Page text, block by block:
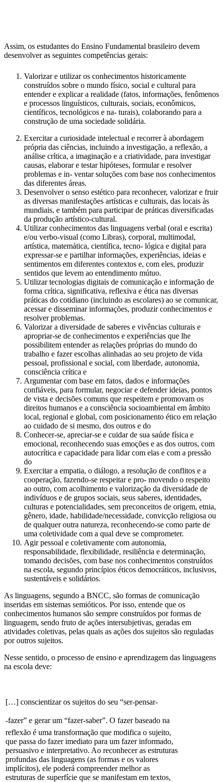
Assim, os estudantes do Ensino Fundamental brasileiro devem
desenvolver as seguintes competências gerais:
Valorizar e utilizar os conhecimentos historicamente
construídos sobre o mundo físico, social e cultural para
entender e explicar a realidade (fatos, informações, fenômenos
e processos linguísticos, culturais, sociais, econômicos,
científicos, tecnológicos e na- turais), colaborando para a
construção de uma sociedade solidária.
Exercitar a curiosidade intelectual e recorrer à abordagem
própria das ciências, incluindo a investigação, a reflexão, a
análise crítica, a imaginação e a criatividade, para investigar
causas, elaborar e testar hipóteses, formular e resolver
problemas e in- ventar soluções com base nos conhecimentos
das diferentes áreas.
Desenvolver o senso estético para reconhecer, valorizar e fruir
as diversas manifestações artísticas e culturais, das locais às
mundiais, e também para participar de práticas diversificadas
da produção artístico-cultural.
Utilizar conhecimentos das linguagens verbal (oral e escrita)
e/ou verbo-visual (como Libras), corporal, multimodal,
artística, matemática, científica, tecno- lógica e digital para
expressar-se e partilhar informações, experiências, ideias e
sentimentos em diferentes contextos e, com eles, produzir
sentidos que levem ao entendimento mútuo.
Utilizar tecnologias digitais de comunicação e informação de
forma crítica, significativa, reflexiva e ética nas diversas
práticas do cotidiano (incluindo as escolares) ao se comunicar,
acessar e disseminar informações, produzir conhecimentos e
resolver problemas.
Valorizar a diversidade de saberes e vivências culturais e
apropriar-se de conhecimentos e experiências que lhe
possibilitem entender as relações próprias do mundo do
trabalho e fazer escolhas alinhadas ao seu projeto de vida
pessoal, profissional e social, com liberdade, autonomia,
consciência crítica e
Argumentar com base em fatos, dados e informações
confiáveis, para formular, negociar e defender ideias, pontos
de vista e decisões comuns que respeitem e promovam os
direitos humanos e a consciência socioambiental em âmbito
local, regional e global, com posicionamento ético em relação
ao cuidado de si mesmo, dos outros e do
Conhecer-se, apreciar-se e cuidar de sua saúde física e
emocional, reconhecendo suas emoções e as dos outros, com
autocrítica e capacidade para lidar com elas e com a pressão
do
Exercitar a empatia, o diálogo, a resolução de conflitos e a
cooperação, fazendo-se respeitar e pro- movendo o respeito
ao outro, com acolhimento e valorização da diversidade de
indivíduos e de grupos sociais, seus saberes, identidades,
culturas e potencialidades, sem preconceitos de origem, etnia,
gênero, idade, habilidade/necessidade, convicção religiosa ou
de qualquer outra natureza, reconhecendo-se como parte de
uma coletividade com a qual deve se comprometer.
Agir pessoal e coletivamente com autonomia,
responsabilidade, flexibilidade, resiliência e determinação,
tomando decisões, com base nos conhecimentos construídos
na escola, segundo princípios éticos democráticos, inclusivos,
sustentáveis e solidários.
As linguagens, segundo a BNCC, são formas de comunicação
inseridas em sistemas semióticos. Por isso, entende que os
conhecimentos humanos são sempre construídos por formas de
linguagem, sendo fruto de ações intersubjetivas, geradas em
atividades coletivas, pelas quais as ações dos sujeitos são reguladas
por outros sujeitos.
Nesse sentido, o processo de ensino e aprendizagem das linguagens
na escola deve:
[…] conscientizar os sujeitos do seu “ser-pensar-
-fazer” e gerar um “fazer-saber”. O fazer baseado na
reflexão é uma transformação que modifica o sujeito,
que passa do fazer imediato para um fazer informado,
persuasivo e interpretativo. Ao reconhecer as estruturas
profundas das linguagens (as formas e os valores
implícitos), ele poderá compreender melhor as
estruturas de superfície que se manifestam em textos,